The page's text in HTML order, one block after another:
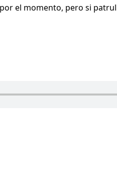
el momento, pero si